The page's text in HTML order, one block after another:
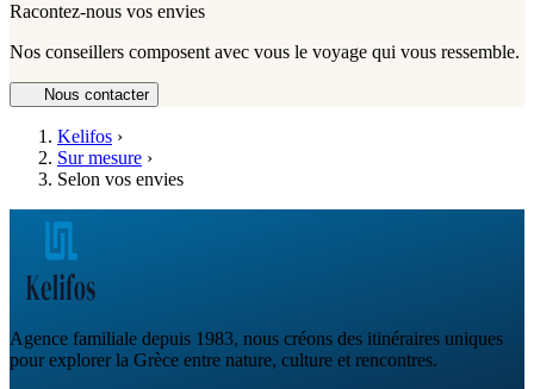
Racontez-nous vos envies
Nos conseillers composent avec vous le voyage qui vous ressemble.
Nous contacter
Kelifos ›
Sur mesure ›
Selon vos envies
Agence familiale depuis 1983, nous créons des itinéraires uniques
pour explorer la Grèce entre nature, culture et rencontres.